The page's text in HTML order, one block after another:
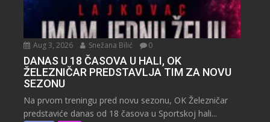
Aug 3, 2026 Snežana Bilić 0
DANAS U 18 ČASOVA U HALI, OK
ŽELEZNIČAR PREDSTAVLJA TIM ZA NOVU
SEZONU
Na prvom treningu pred novu sezonu, OK Železničar
predstaviće danas od 18 časova u Sportskoj hali...